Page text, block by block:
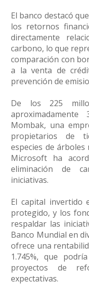
El banco destacó
los retornos
directamente
carbono, lo que
comparación con
a la venta de
prevención de
De los 225
Mombak, una
propietarios de
especies de árboles
Microsoft ha
eliminación de
iniciativas.
El capital invertido
protegido, y los
respaldar las
Banco Mundial en
ofrece una
1.745%, que
proyectos de
expectativas.